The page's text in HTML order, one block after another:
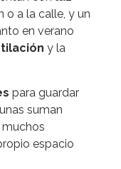
o a la calle, y un
en verano
y la
para guardar
suman
muchos
espacio